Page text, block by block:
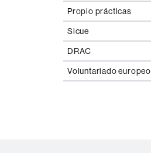
Propio prácticas
Sicue
DRAC
Voluntariado europeo